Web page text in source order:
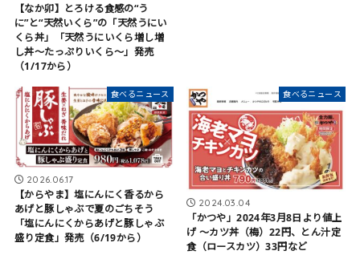
【なか卯】とろける食感の“う
に”と“天然いくら”の「天然うにい
くら丼」「天然うにいくら増し増
し丼～たっぷりいくら～」発売
（1/17から）
食べるニュース
2026.06.17
【からやま】塩にんにく香るから
あげと豚しゃぶで夏のごちそう
「塩にんにくからあげと豚しゃぶ
盛り定食」発売（6/19から）
食べるニュース
2024.03.04
「かつや」2024年3月8日より値上
げ 〜カツ丼（梅）22円、とん汁定
食（ロースカツ）33円など